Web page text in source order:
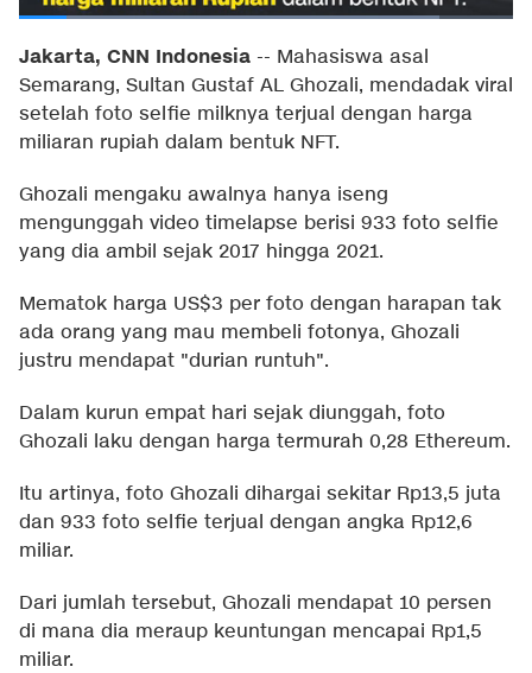
Jakarta, CNN Indonesia -- Mahasiswa asal
Semarang, Sultan Gustaf AL Ghozali, mendadak viral
setelah foto selfie milknya terjual dengan harga
miliaran rupiah dalam bentuk NFT.
Ghozali mengaku awalnya hanya iseng
mengunggah video timelapse berisi 933 foto selfie
yang dia ambil sejak 2017 hingga 2021.
Mematok harga US$3 per foto dengan harapan tak
ada orang yang mau membeli fotonya, Ghozali
justru mendapat "durian runtuh".
Dalam kurun empat hari sejak diunggah, foto
Ghozali laku dengan harga termurah 0,28 Ethereum.
Itu artinya, foto Ghozali dihargai sekitar Rp13,5 juta
dan 933 foto selfie terjual dengan angka Rp12,6
miliar.
Dari jumlah tersebut, Ghozali mendapat 10 persen
di mana dia meraup keuntungan mencapai Rp1,5
miliar.